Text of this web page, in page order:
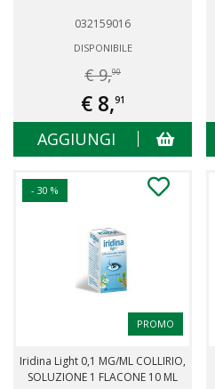
032159016
DISPONIBILE
€ 9,90
€ 8,91
AGGIUNGI
- 30 %
PROMO
Iridina Light 0,1 MG/ML COLLIRIO,
SOLUZIONE 1 FLACONE 10 ML